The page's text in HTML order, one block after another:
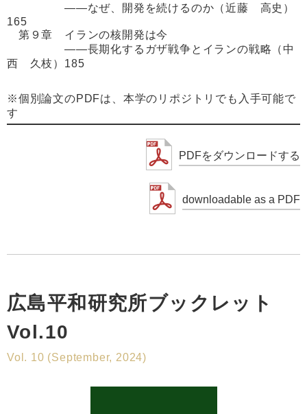
――なぜ、開発を続けるのか（近藤 高史）
165
第９章 イランの核開発は今
――長期化するガザ戦争とイランの戦略（中
西 久枝）185
※個別論文のPDFは、本学のリポジトリでも入手可能で
す
PDFをダウンロードする
downloadable as a PDF
広島平和研究所ブックレット
Vol.10
Vol. 10 (September, 2024)